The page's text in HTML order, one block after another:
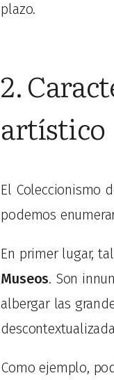
plazo.
2.
artístico
El Coleccionismo
podemos
En primer lugar,
Museos. Son
albergar las
Como ejemplo,